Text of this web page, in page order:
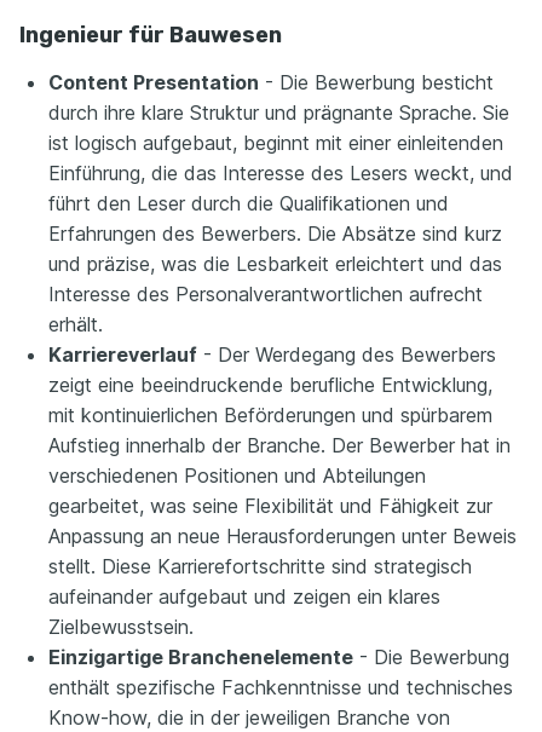
Ingenieur für Bauwesen
Content Presentation - Die Bewerbung besticht
durch ihre klare Struktur und prägnante Sprache. Sie
ist logisch aufgebaut, beginnt mit einer einleitenden
Einführung, die das Interesse des Lesers weckt, und
führt den Leser durch die Qualifikationen und
Erfahrungen des Bewerbers. Die Absätze sind kurz
und präzise, was die Lesbarkeit erleichtert und das
Interesse des Personalverantwortlichen aufrecht
erhält.
Karriereverlauf - Der Werdegang des Bewerbers
zeigt eine beeindruckende berufliche Entwicklung,
mit kontinuierlichen Beförderungen und spürbarem
Aufstieg innerhalb der Branche. Der Bewerber hat in
verschiedenen Positionen und Abteilungen
gearbeitet, was seine Flexibilität und Fähigkeit zur
Anpassung an neue Herausforderungen unter Beweis
stellt. Diese Karrierefortschritte sind strategisch
aufeinander aufgebaut und zeigen ein klares
Zielbewusstsein.
Einzigartige Branchenelemente - Die Bewerbung
enthält spezifische Fachkenntnisse und technisches
Know-how, die in der jeweiligen Branche von